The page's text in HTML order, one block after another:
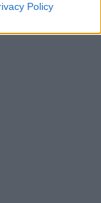
Policy